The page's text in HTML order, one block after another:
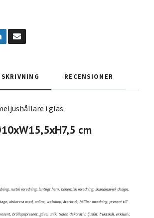
RECENSIONER
i glas.
cm
rustik inredning, lantligt hem, bohemisk inredning, skandinavisk design,
dekorera med, online, webshop, återbruk, hållbar inredning, present till
bröllopspresent, gåva, unik, tidlös, dekorativ, ljusfat, fruktskål, exklusiv,